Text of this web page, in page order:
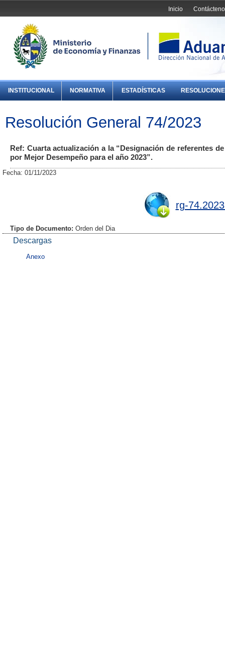
Inicio
INSTITUCIONAL NORMATIVA ESTADÍSTICAS
Resolución General 74/2023
Ref: Cuarta actualización a la “Designación de referentes
por Mejor Desempeño para el año 2023”.
Fecha: 01/11/2023
rg-
Tipo de Documento: Orden del Dia
Descargas
Anexo